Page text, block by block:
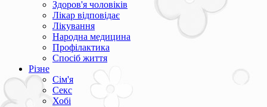
Здоров'я чоловіків
Лікар відповідає
Лікування
Народна медицина
Профілактика
Спосіб життя
Різне
Сім'я
Секс
Хобі